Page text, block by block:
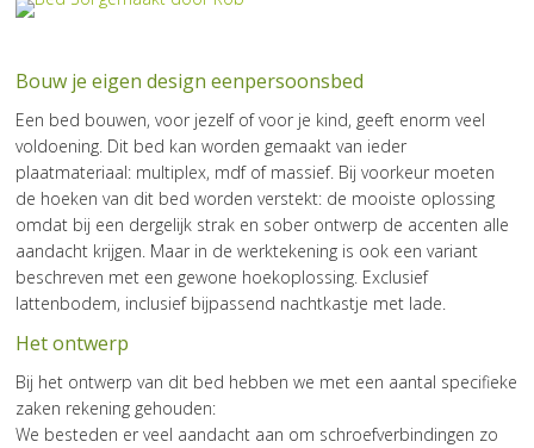
Bouw je eigen design eenpersoonsbed
Een bed bouwen, voor jezelf of voor je kind, geeft enorm veel
voldoening. Dit bed kan worden gemaakt van ieder
plaatmateriaal: multiplex, mdf of massief. Bij voorkeur moeten
de hoeken van dit bed worden verstekt: de mooiste oplossing
omdat bij een dergelijk strak en sober ontwerp de accenten alle
aandacht krijgen. Maar in de werktekening is ook een variant
beschreven met een gewone hoekoplossing. Exclusief
lattenbodem, inclusief bijpassend nachtkastje met lade.
Het ontwerp
Bij het ontwerp van dit bed hebben we met een aantal specifieke
zaken rekening gehouden:
We besteden er veel aandacht aan om schroefverbindingen zo